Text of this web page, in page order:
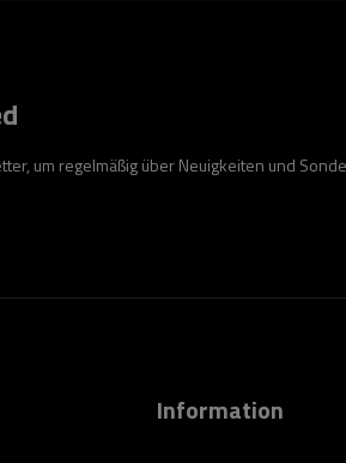
um regelmäßig über Neuigkeiten und
Information